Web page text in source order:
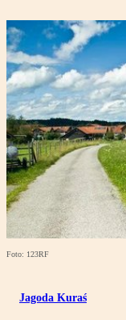
Foto: 123RF
Jagoda Kuraś